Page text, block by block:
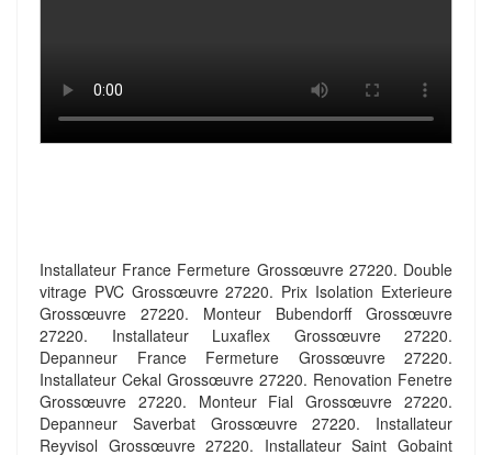
Installateur France Fermeture Grossœuvre 27220. Double
vitrage PVC Grossœuvre 27220. Prix Isolation Exterieure
Grossœuvre 27220. Monteur Bubendorff Grossœuvre
27220. Installateur Luxaflex Grossœuvre 27220.
Depanneur France Fermeture Grossœuvre 27220.
Installateur Cekal Grossœuvre 27220. Renovation Fenetre
Grossœuvre 27220. Monteur Fial Grossœuvre 27220.
Depanneur Saverbat Grossœuvre 27220. Installateur
Reyvisol Grossœuvre 27220. Installateur Saint Gobaint